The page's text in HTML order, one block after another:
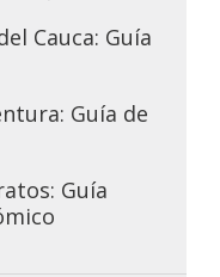
Cauca: Guía
Guía de
Guía